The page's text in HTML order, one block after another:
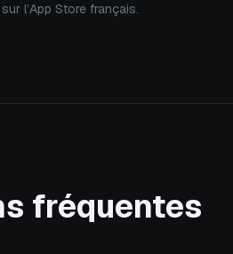
l’App Store français.
fréquentes